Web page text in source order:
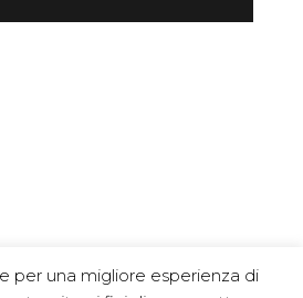
per una migliore esperienza di